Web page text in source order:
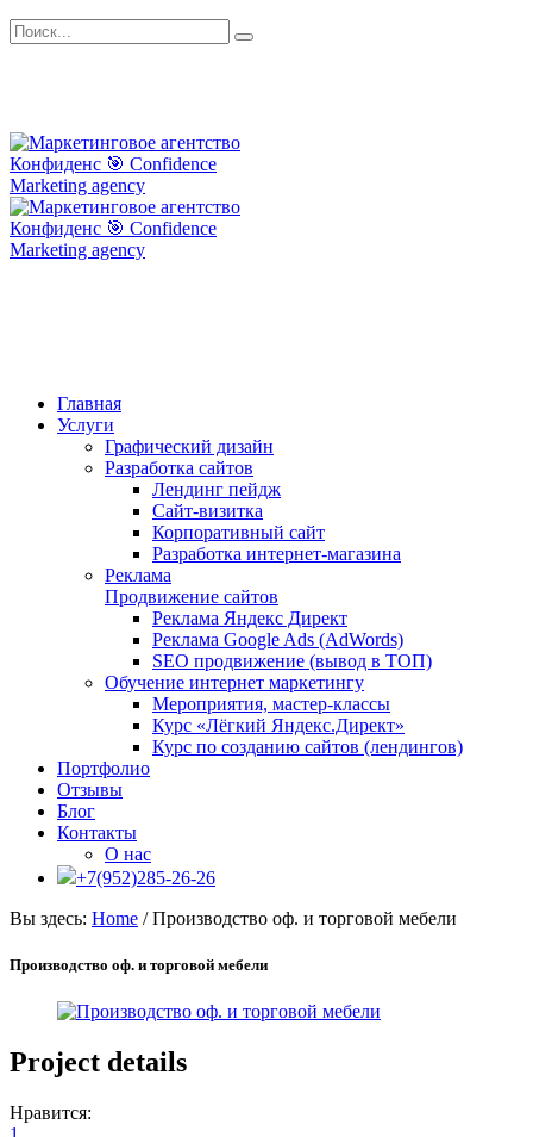
Главная
Услуги
Графический дизайн
Разработка сайтов
Лендинг пейдж
Сайт-визитка
Корпоративный сайт
Разработка интернет-магазина
Реклама
Продвижение сайтов
Реклама Яндекс Директ
Реклама Google Ads (AdWords)
SEO продвижение (вывод в ТОП)
Обучение интернет маркетингу
Мероприятия, мастер-классы
Курс «Лёгкий Яндекс.Директ»
Курс по созданию сайтов (лендингов)
Портфолио
Отзывы
Блог
Контакты
О нас
+7(952)285-26-26
Вы здесь: Home /Производство оф. и торговой мебели
Производство оф. и торговой мебели
Project details
Нравится: